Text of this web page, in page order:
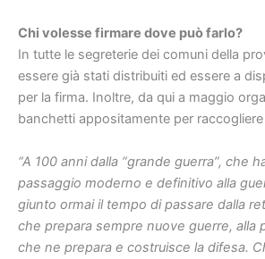
Chi volesse firmare dove può farlo?
In tutte le segreterie dei comuni della
essere già stati distribuiti ed essere a
per la firma. Inoltre, da qui a maggio
banchetti appositamente per
“A 100 anni dalla “grande guerra”, che
passaggio moderno e definitivo alla
giunto ormai il tempo di passare dalla
che prepara sempre nuove guerre, alla
che ne prepara e costruisce la difesa.